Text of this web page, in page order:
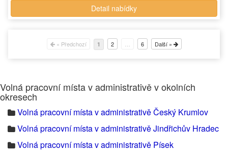
Detail nabídky
« Předchozí 1 2 6 Další »
Volná pracovní místa v administrativě v okolních
okresech
Volná pracovní místa v administrativě Český Krumlov
Volná pracovní místa v administrativě Jindřichův Hradec
Volná pracovní místa v administrativě Písek